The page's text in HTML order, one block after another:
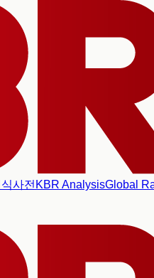
사전 KBR AnalysisGlobal